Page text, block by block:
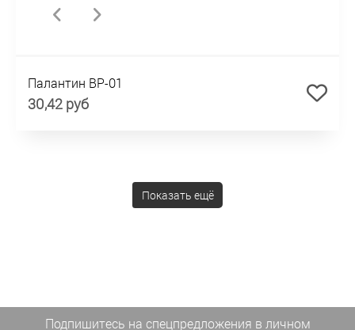
Палантин BP-01
30,42 руб
Показать ещё
Подпишитесь на спецпредложения в личном